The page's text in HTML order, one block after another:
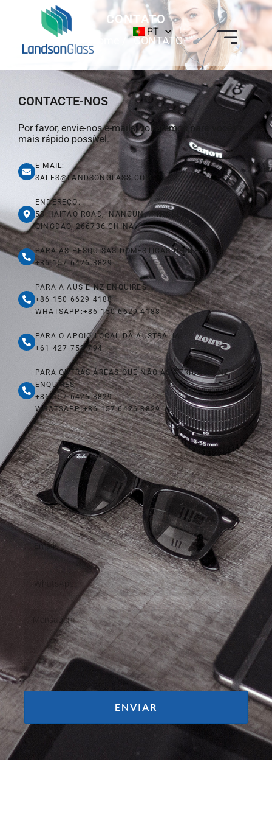
PT
CONTATO
/ CONTATO
CONTACTE-NOS
Por favor, envie-nos e-mails, voltaremos para vocês o
mais rápido possível.
E-MAIL:
SALES@LANDSONGLASS.COM
ENDEREÇO:
58 HAITAO ROAD, NANCUN, PINGDU,
QINGDAO, 266736 CHINA
PARA AS PESQUISAS DOMÉSTICAS CHINESAS:
+86 157 6426 3829
PARA A AUS E NZ ENQUIRES:
+86 150 6629 4188
WHATSAPP:+86 150 6629 4188
PARA O APOIO LOCAL DA AUSTRÁLIA:
+61 427 752 794
PARA OUTRAS ÁREAS QUE NÃO AS ÁFRICAS E NZ
ENQUIRES:
+86 157 6426 3829
WHATSAPP:+86 157 6426 3829
ENVIAR